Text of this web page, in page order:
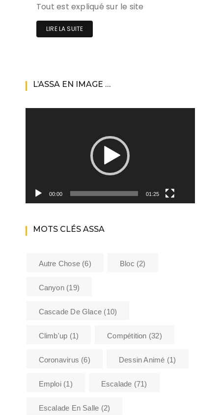
Tout est expliqué sur le site
LIRE LA SUITE
L’ASSA EN IMAGE …
00:00 01:25
MOTS CLÉS ASSA
Autre Chose(6) Bloc (2)
Canyon(19)
Cascade De Glace (10)
Climb'up (1) Compétition (32)
Coronavirus (6) Dessin Animé (1)
Emploi(1) Escalade (71)
Escalade En Salle (2)